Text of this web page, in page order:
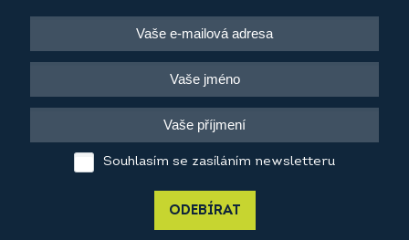
Souhlasím se zasíláním newsletteru
ODEBÍRAT